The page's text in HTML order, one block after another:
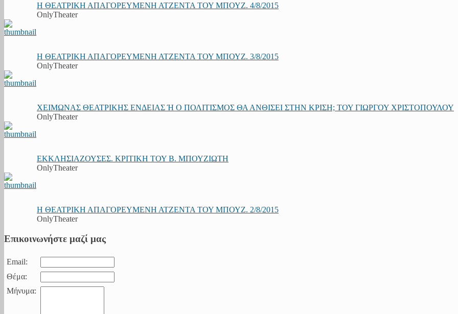
Η ΘΕΑΤΡΙΚΗ ΑΠΑΓΟΡΕΥΜΕΝΗ ΑΤΖΕΝΤΑ ΤΟΥ ΜΠΟΥΖ. 4/8/2015
OnlyTheater
Η ΘΕΑΤΡΙΚΗ ΑΠΑΓΟΡΕΥΜΕΝΗ ΑΤΖΕΝΤΑ ΤΟΥ ΜΠΟΥΖ. 3/8/2015
OnlyTheater
ΧΕΙΜΩΝΑΣ ΘΕΑΤΡΙΚΗΣ ΕΝΔΕΙΑΣ Ή Ο ΠΟΛΙΤΙΣΜΟΣ ΘΑ ΑΝΘΙΣΕΙ ΣΤΗΝ ΚΡΙΣΗ; ΤΟΥ ΓΙΩΡΓΟΥ ΧΡΙΣΤΟΠΟΥΛΟΥ
OnlyTheater
ΕΚΚΛΗΣΙΑΖΟΥΣΕΣ. ΚΡΙΤΙΚΗ ΤΟΥ Β. ΜΠΟΥΖΙΩΤΗ
OnlyTheater
Η ΘΕΑΤΡΙΚΗ ΑΠΑΓΟΡΕΥΜΕΝΗ ΑΤΖΕΝΤΑ ΤΟΥ ΜΠΟΥΖ. 2/8/2015
OnlyTheater
Επικοινωνήστε μαζί μας
Email:
Θέμα:
Μήνυμα: